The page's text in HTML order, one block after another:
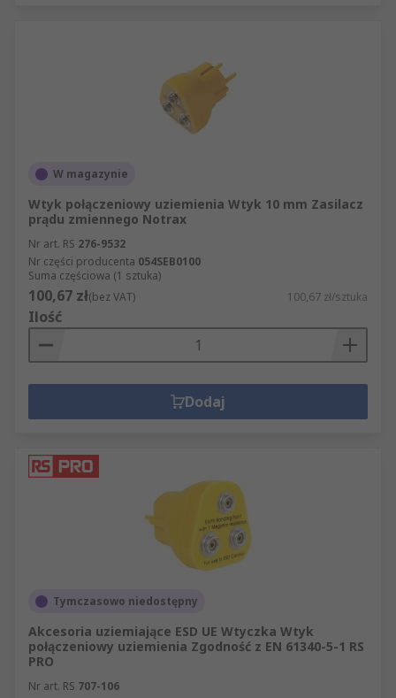
W magazynie
Wtyk połączeniowy uziemienia Wtyk 10 mm Zasilacz
prądu zmiennego Notrax
Nr art. RS 276-9532
Nr części producenta 054SEB0100
Suma częściowa (1 sztuka)
100,67 zł(bez VAT) 100,67 zł/sztuka
Ilość
Dodaj
Tymczasowo niedostępny
Akcesoria uziemiające ESD UE Wtyczka Wtyk
połączeniowy uziemienia Zgodność z EN 61340-5-1 RS
PRO
Nr art. RS 707-106